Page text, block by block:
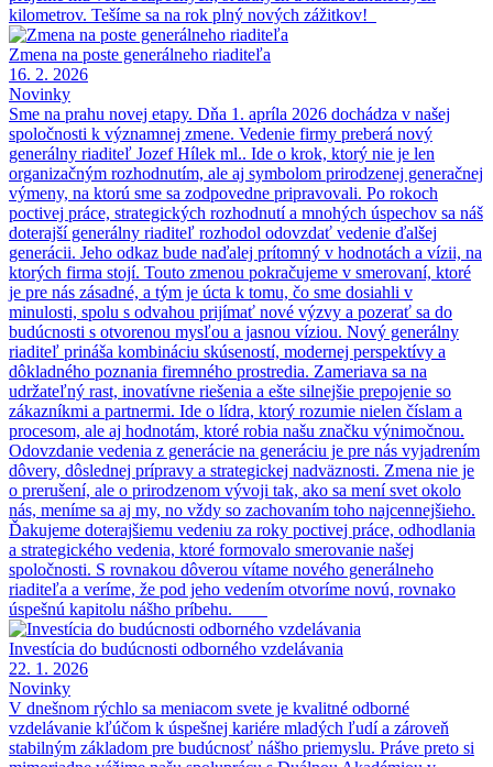
kilometrov. Tešíme sa na rok plný nových zážitkov!
Zmena na poste generálneho riaditeľa
16. 2. 2026
Novinky
Sme na prahu novej etapy. Dňa 1. apríla 2026 dochádza v našej
spoločnosti k významnej zmene. Vedenie firmy preberá nový
generálny riaditeľ Jozef Hílek ml.. Ide o krok, ktorý nie je len
organizačným rozhodnutím, ale aj symbolom prirodzenej generačnej
výmeny, na ktorú sme sa zodpovedne pripravovali. Po rokoch
poctivej práce, strategických rozhodnutí a mnohých úspechov sa náš
doterajší generálny riaditeľ rozhodol odovzdať vedenie ďalšej
generácii. Jeho odkaz bude naďalej prítomný v hodnotách a vízii, na
ktorých firma stojí. Touto zmenou pokračujeme v smerovaní, ktoré
je pre nás zásadné, a tým je úcta k tomu, čo sme dosiahli v
minulosti, spolu s odvahou prijímať nové výzvy a pozerať sa do
budúcnosti s otvorenou mysľou a jasnou víziou. Nový generálny
riaditeľ prináša kombináciu skúseností, modernej perspektívy a
dôkladného poznania firemného prostredia. Zameriava sa na
udržateľný rast, inovatívne riešenia a ešte silnejšie prepojenie so
zákazníkmi a partnermi. Ide o lídra, ktorý rozumie nielen číslam a
procesom, ale aj hodnotám, ktoré robia našu značku výnimočnou.
Odovzdanie vedenia z generácie na generáciu je pre nás vyjadrením
dôvery, dôslednej prípravy a strategickej nadväznosti. Zmena nie je
o prerušení, ale o prirodzenom vývoji tak, ako sa mení svet okolo
nás, meníme sa aj my, no vždy so zachovaním toho najcennejšieho.
Ďakujeme doterajšiemu vedeniu za roky poctivej práce, odhodlania
a strategického vedenia, ktoré formovalo smerovanie našej
spoločnosti. S rovnakou dôverou vítame nového generálneho
riaditeľa a veríme, že pod jeho vedením otvoríme novú, rovnako
úspešnú kapitolu nášho príbehu.
Investícia do budúcnosti odborného vzdelávania
22. 1. 2026
Novinky
V dnešnom rýchlo sa meniacom svete je kvalitné odborné
vzdelávanie kľúčom k úspešnej kariére mladých ľudí a zároveň
stabilným základom pre budúcnosť nášho priemyslu. Práve preto si